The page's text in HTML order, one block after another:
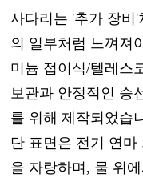
사다리는 '추가 장비
의 일부처럼 느껴져
미늄 접이식/텔레스
보관과 안정적인 승
를 위해 제작되었습
단 표면은 전기 연
을 자랑하며, 물 위